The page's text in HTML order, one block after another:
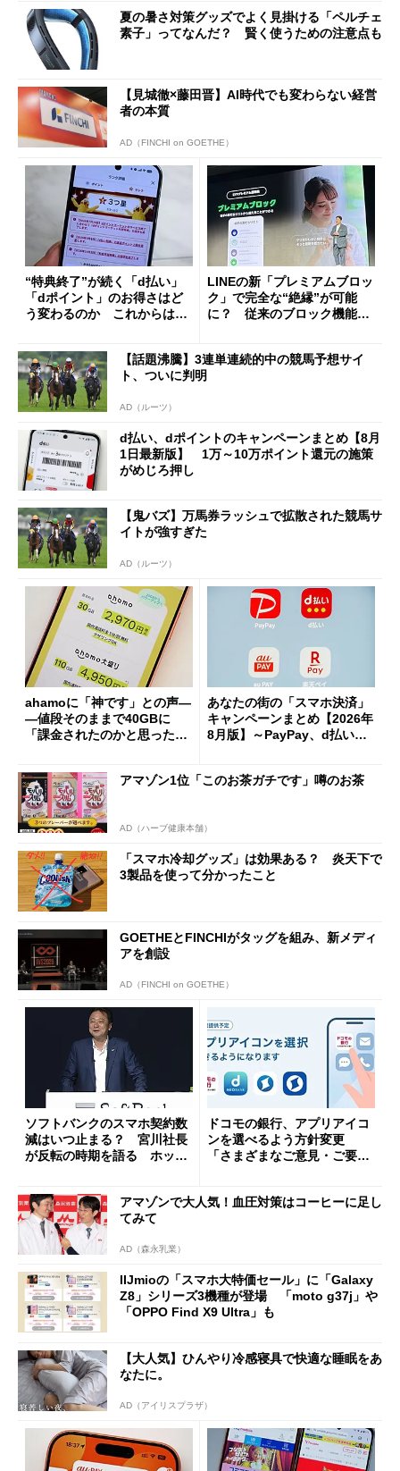
夏の暑さ対策グッズでよく見掛ける「ペルチェ
素子」ってなんだ？ 賢く使うための注意点も
【見城徹×藤田晋】AI時代でも変わらない経営
者の本質
AD（FINCHI on GOETHE）
“特典終了”が続く「d払い」
「dポイント」のお得さはど
う変わるのか これからは
LINEの新「プレミアムブロッ
ク」で完全な“絶縁”が可能
に？ 従来のブロック機能と
【話題沸騰】3連単連続的中の競馬予想サイ
ト、ついに判明
AD（ルーツ）
d払い、dポイントのキャンペーンまとめ【8月
1日最新版】 1万～10万ポイント還元の施策
がめじろ押し
【鬼バズ】万馬券ラッシュで拡散された競馬サ
イトが強すぎた
AD（ルーツ）
ahamoに「神です」との声―
―値段そのままで40GBに
「課金されたのかと思った」
あなたの街の「スマホ決済」
キャンペーンまとめ【2026年
8月版】～PayPay、d払い、a
アマゾン1位「このお茶ガチです」噂のお茶
AD（ハーブ健康本舗）
「スマホ冷却グッズ」は効果ある？ 炎天下で
3製品を使って分かったこと
GOETHEとFINCHIがタッグを組み、新メディ
アを創設
AD（FINCHI on GOETHE）
ソフトバンクのスマホ契約数
減はいつ止まる？ 宮川社長
が反転の時期を語る ホッピ
ドコモの銀行、アプリアイコ
ンを選べるよう方針変更
「さまざまなご意見・ご要望
アマゾンで大人気！血圧対策はコーヒーに足し
てみて
AD（森永乳業）
IIJmioの「スマホ大特価セール」に「Galaxy
Z8」シリーズ3機種が登場 「moto g37j」や
「OPPO Find X9 Ultra」も
【大人気】ひんやり冷感寝具で快適な睡眠をあ
なたに。
AD（アイリスプラザ）